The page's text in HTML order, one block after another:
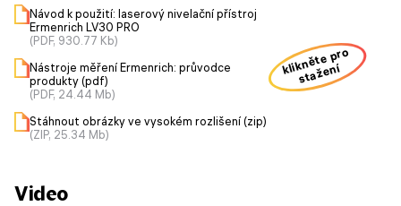
Návod k použití: laserový nivelační přístroj
Ermenrich LV30 PRO
(PDF, 930.77 Kb)
Nástroje měření Ermenrich: průvodce
produkty (pdf)
(PDF, 24.44 Mb)
Stáhnout obrázky ve vysokém rozlišení (zip)
(ZIP, 25.34 Mb)
klikněte pro
stažení
Video